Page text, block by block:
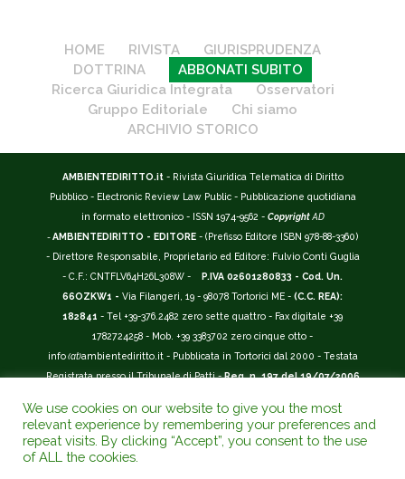
HOME RIVISTA
GIURISPRUDENZA
DOTTRINA
ABBONATI SUBITO
Ricerca Giuridica Integrata
Osservatori
Gruppo Editoriale
Chi siamo
ARCHIVIO STORICO
AMBIENTEDIRITTO.it - Rivista Giuridica Telematica di Diritto
Pubblico - Electronic Review Law Public - Pubblicazione quotidiana
in formato elettronico - ISSN 1974-9562 - Copyright AD
-AMBIENTEDIRITTO - EDITORE - (Prefisso Editore ISBN 978-88-3360)
- Direttore Responsabile, Proprietario ed Editore: Fulvio Conti Guglia
- C.F.: CNTFLV64H26L308W -
P.IVA 02601280833 - Cod. Un.
66OZKW1 - Via Filangeri, 19 - 98078 Tortorici ME - (C.C. REA):
182841 - Tel +39-376.2482 zero sette quattro - Fax digitale +39
1782724258 - Mob. +39 3383702 zero cinque otto -
info(at)ambientediritto.it - Pubblicata in Tortorici dal 2000 - Testata
Registrata presso il Tribunale di Patti -Reg. n. 197 del 19/07/2006
__________
La Rivista Giuridica AMBIENTEDIRITTO.IT ISSN 1974-9562
riconosciuta ed inserita nell'Area 12 - (
We use cookies on our website to give you the most
relevant experience by remembering your preferences and
repeat visits. By clicking “Accept”, you consent to the use
of ALL the cookies.